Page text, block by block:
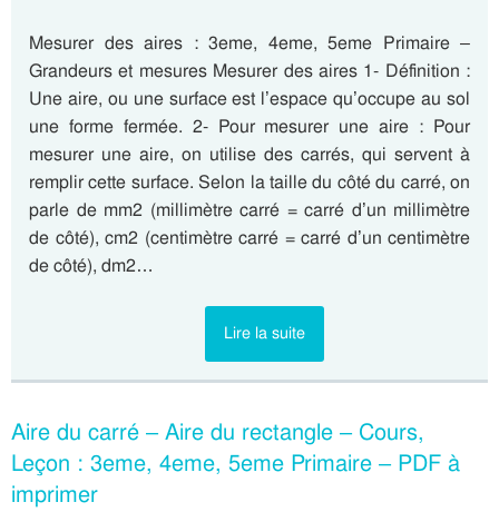
Mesurer des aires : 3eme, 4eme, 5eme Primaire –
Grandeurs et mesures Mesurer des aires 1- Définition :
Une aire, ou une surface est l’espace qu’occupe au sol
une forme fermée. 2- Pour mesurer une aire : Pour
mesurer une aire, on utilise des carrés, qui servent à
remplir cette surface. Selon la taille du côté du carré, on
parle de mm2 (millimètre carré = carré d’un millimètre
de côté), cm2 (centimètre carré = carré d’un centimètre
de côté), dm2…
Lire la suite
Aire du carré – Aire du rectangle – Cours,
Leçon : 3eme, 4eme, 5eme Primaire – PDF à
imprimer